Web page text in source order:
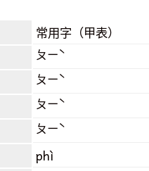
常用字（甲表）
ㄆㄧˋ
ㄆㄧˋ
ㄆㄧˋ
ㄆㄧˋ
phì